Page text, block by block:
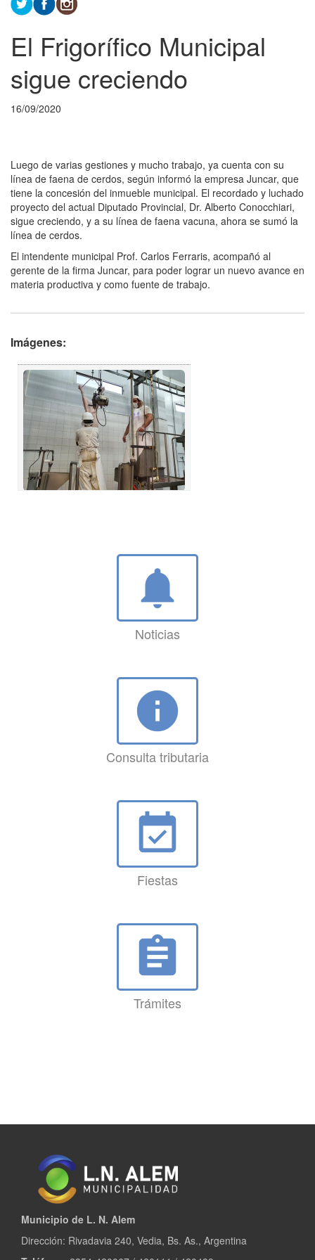
El Frigorífico Municipal
sigue creciendo
16/09/2020
Luego de varias gestiones y mucho trabajo, ya cuenta con su
línea de faena de cerdos, según informó la empresa Juncar, que
tiene la concesión del inmueble municipal. El recordado y luchado
proyecto del actual Diputado Provincial, Dr. Alberto Conocchiari,
sigue creciendo, y a su línea de faena vacuna, ahora se sumó la
línea de cerdos.
El intendente municipal Prof. Carlos Ferraris, acompañó al
gerente de la firma Juncar, para poder lograr un nuevo avance en
materia productiva y como fuente de trabajo.
Imágenes:
notifications
Noticias
info
Consulta tributaria
event_available
Fiestas
assignment
Trámites
Municipio de L. N. Alem
Dirección: Rivadavia 240, Vedia, Bs. As., Argentina